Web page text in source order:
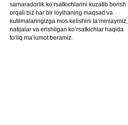
samaradorlik ko‘rsatkichlarini kuzatib borish
orqali biz har bir loyihaning maqsad va
kutilmalaringizga mos kelishini ta’minlaymiz,
natijalar va erishilgan ko‘rsatkichlar haqida
to‘liq ma’lumot beramiz.